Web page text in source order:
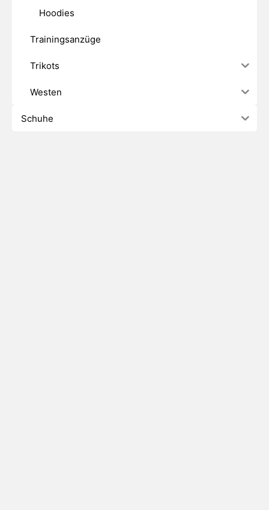
Hoodies
Trainingsanzüge
Trikots
Westen
Schuhe